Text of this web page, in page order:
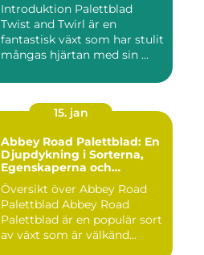
Introduktion Palettblad
Twist and Twirl är en
fantastisk växt som har stulit
mångas hjärtan med sin ...
15. jan
Abbey Road Palettblad: En
Djupdykning i Sorterna,
Egenskaperna och
Historien
Översikt över Abbey Road
Palettblad Abbey Road
Palettblad är en populär sort
av växt som är välkänd...